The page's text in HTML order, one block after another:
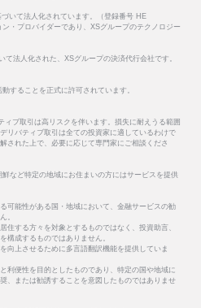
いて法人化されています。（登録番号 HE
・プロバイダーであり、XSグループのテクノロジー
法人化された、XSグループの決済代行会社です。
することを正式に許可されています。
ィブ取引は高リスクを伴います。損失に耐えうる範囲
リバティブ取引は全ての投資家に適しているわけで
された上で、必要に応じて専門家にご相談くださ
など特定の地域にお住まいの方にはサービスを提供
可能性がある国・地域において、金融サービスの勧
。
住する方々を対象とするものではなく、投資助言、
構成するものではありません。
向上させるために多言語翻訳機能を提供していま
利便性を目的としたものであり、特定の国や地域に
、または勧誘することを意図したものではありませ